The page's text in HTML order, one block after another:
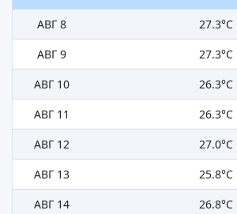
АВГ 8
27.3°C
АВГ 9
27.3°C
АВГ 10
26.3°C
АВГ 11
26.3°C
АВГ 12
27.0°C
АВГ 13
25.8°C
АВГ 14
26.8°C